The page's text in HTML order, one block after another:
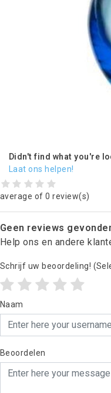
Didn't find what you're
Laat ons helpen!
average of 0 review(s)
Geen reviews
Help ons en andere
Schrijf uw beoordeling!
Naam
Beoordelen